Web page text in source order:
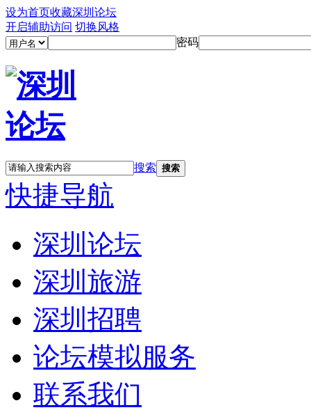
设为首页收藏深圳论坛
开启辅助访问 切换风格
密码
搜索 搜索
快捷导航
深圳论坛
深圳旅游
深圳招聘
论坛模拟服务
联系我们